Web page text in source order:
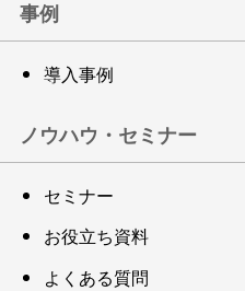
事例
導入事例
ノウハウ・セミナー
セミナー
お役立ち資料
よくある質問